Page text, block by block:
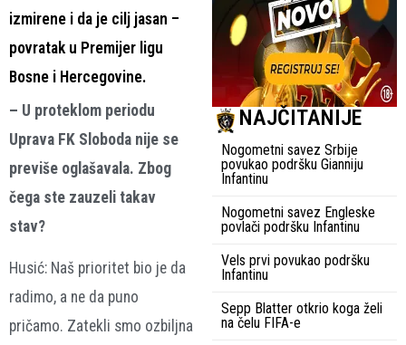
izmirene i da je cilj jasan –
povratak u Premijer ligu
Bosne i Hercegovine.
– U proteklom periodu
Uprava FK Sloboda nije se
previše oglašavala. Zbog
čega ste zauzeli takav
stav?
Husić: Naš prioritet bio je da
radimo, a ne da puno
pričamo. Zatekli smo ozbiljna
NAJČITANIJE
Nogometni savez Srbije
povukao podršku Gianniju
Infantinu
Nogometni savez Engleske
povlači podršku Infantinu
Vels prvi povukao podršku
Infantinu
Sepp Blatter otkrio koga želi
na čelu FIFA-e